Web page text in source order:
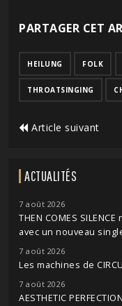
PARTAGER CET
HEILUNG FOLK
THROATSINGING
Article suivant
ACTUALITÉS
7 août 2026
THEN COMES
avec un nouveau
7 août 2026
Les machines de
7 août 2026
AESTHETIC